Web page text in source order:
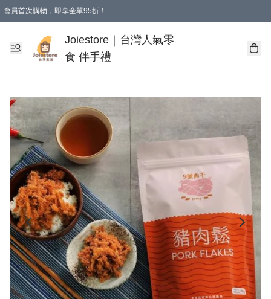
會員首次購物，即享全單95折！
購物滿 HKD 350.00即享免運費優惠！（適用於 本地送貨、本地取貨 )
Joiestore｜台灣人氣零
食 伴手禮